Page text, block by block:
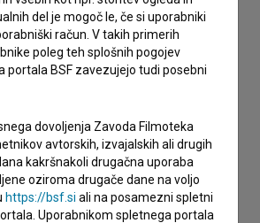
spodnjega obrazca lahko stopite v
slovenskih filmov. Veseli bomo vaših
del je mogoč le, če si uporabniki
račun. V takih primerih
poleg teh splošnih pogojev
portala BSF zavezujejo tudi posebni
dovoljenja Zavoda Filmoteka
avtorskih, izvajalskih ali drugih
kakršnakoli drugačna uporaba
oziroma drugače dane na voljo
https://bsf.si ali na posamezni spletni
Uporabnikom spletnega portala